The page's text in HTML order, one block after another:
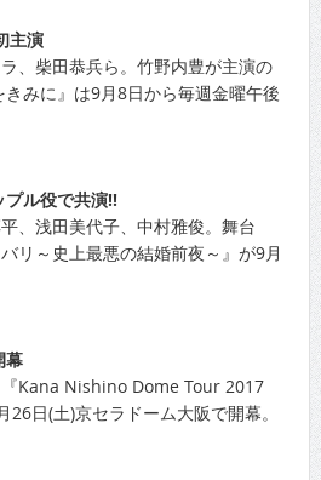
主演
、柴田恭兵ら。竹野内豊が主演の
みに』は9月8日から毎週金曜午後
ル役で共演!!
、浅田美代子、中村雅俊。舞台
リ～史上最悪の結婚前夜～』が9月
幕
Kana Nishino Dome Tour 2017
日(土)京セラドーム大阪で開幕。